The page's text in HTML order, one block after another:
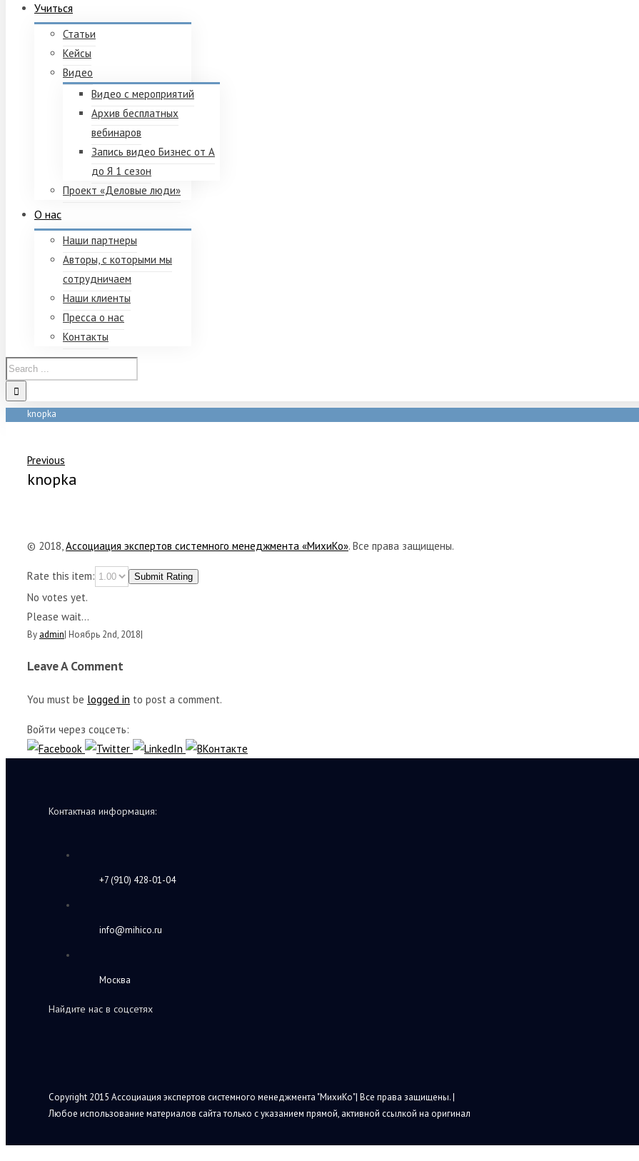
Учиться
Статьи
Кейсы
Видео
Видео с мероприятий
Архив бесплатных
вебинаров
Запись видео Бизнес от А
до Я 1 сезон
Проект «Деловые люди»
О нас
Наши партнеры
Авторы, с которыми мы
сотрудничаем
Наши клиенты
Пресса о нас
Контакты
knopka
Previous
knopka
© 2018,Ассоциация экспертов системного менеджмента «МихиКо». Все права защищены.
Rate this item: Submit Rating
No votes yet.
Please wait...
By admin| Ноябрь 2nd, 2018|
Leave A Comment
You must be logged in to post a comment.
Войти через соцсеть:
Контактная информация:
+7 (910) 428-01-04
info@mihico.ru
Москва
Найдите нас в соцсетях
Copyright 2015 Ассоциация экспертов системного менеджмента "МихиКо"| Все права защищены. |
Любое использование материалов сайта только с указанием прямой, активной ссылкой на оригинал